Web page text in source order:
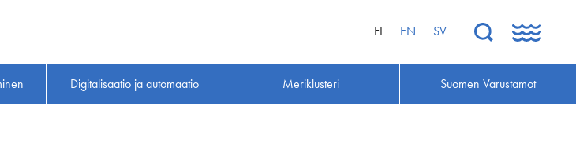
FI EN SV
Digitalisaatio ja automaatio Meriklusteri Suomen Varustamot